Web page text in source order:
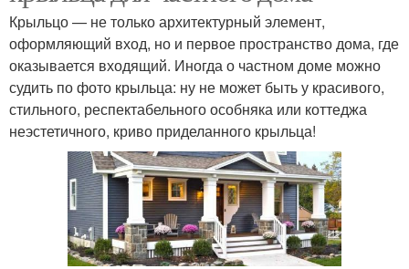
Крыльцо — не только архитектурный элемент,
оформляющий вход, но и первое пространство дома, где
оказывается входящий. Иногда о частном доме можно
судить по фото крыльца: ну не может быть у красивого,
стильного, респектабельного особняка или коттеджа
неэстетичного, криво приделанного крыльца!